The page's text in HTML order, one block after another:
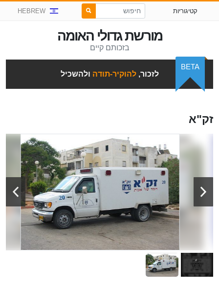
קטיגוריות HEBREW
מורשת גדולי האומה
בזכותם קיים
לזכור,להוקיר-תודה ולהשכיל
BETA
זק"א